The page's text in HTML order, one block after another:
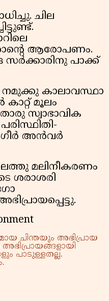
ചില
ആരോപണം.
സര്‍ക്കാരിനു പാക്ക്
നമുക്കു കാലാവസ്ഥാ
മൂലം
സ്വാഭാവിക
അന്‍വര്‍
മലിനീകരണം
ശരാശരി
ചിന്തയും അഭിപ്രായ
പാടുള്ളതല്ല.